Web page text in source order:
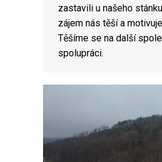
zastavili u našeho
zájem nás těší a
Těšíme se na další
spolupráci.